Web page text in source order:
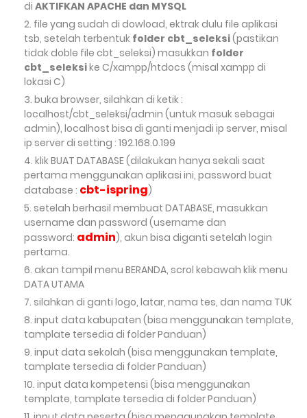
di AKTIFKAN APACHE dan MYSQL
file yang sudah di dowload, ektrak dulu file aplikasi
tsb, setelah terbentuk folder cbt_seleksi(pastikan
tidak doble file cbt_seleksi) masukkan folder
cbt_seleksike C/xampp/htdocs (misal xampp di
lokasi C)
buka browser, silahkan di ketik :
localhost/cbt_seleksi/admin (untuk masuk sebagai
admin), localhost bisa di ganti menjadi ip server, misal
ip server di setting : 192.168.0.199
klik BUAT DATABASE (dilakukan hanya sekali saat
pertama menggunakan aplikasi ini, password buat
database : cbt-ispring)
setelah berhasil membuat DATABASE, masukkan
username dan password (username dan
password: admin), akun bisa diganti setelah login
pertama.
akan tampil menu BERANDA, scrol kebawah klik menu
DATA UTAMA
silahkan di ganti logo, latar, nama tes, dan nama TUK
input data kabupaten (bisa menggunakan template,
tamplate tersedia di folder Panduan)
input data sekolah (bisa menggunakan template,
tamplate tersedia di folder Panduan)
input data kompetensi (bisa menggunakan
template, tamplate tersedia di folder Panduan)